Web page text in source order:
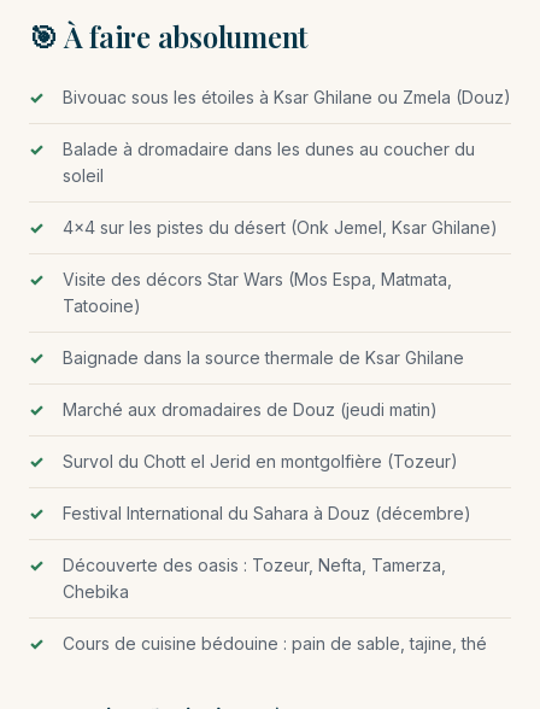
🎯 À faire absolument
Bivouac sous les étoiles à Ksar Ghilane ou Zmela (Douz)
Balade à dromadaire dans les dunes au coucher du
soleil
4×4 sur les pistes du désert (Onk Jemel, Ksar Ghilane)
Visite des décors Star Wars (Mos Espa, Matmata,
Tatooine)
Baignade dans la source thermale de Ksar Ghilane
Marché aux dromadaires de Douz (jeudi matin)
Survol du Chott el Jerid en montgolfière (Tozeur)
Festival International du Sahara à Douz (décembre)
Découverte des oasis : Tozeur, Nefta, Tamerza,
Chebika
Cours de cuisine bédouine : pain de sable, tajine, thé